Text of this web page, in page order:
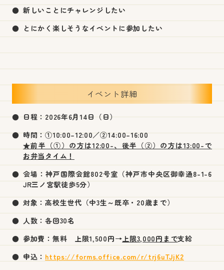
新しいことにチャレンジしたい
とにかく楽しそうなイベントに参加したい
イベント詳細
日程：2026年6月14日（日）
時間：①10:00–12:00／②14:00–16:00
★前半（①）の方は12:00-、後半（②）の方は13:00-で
お弁当タイム！
会場：神戸国際会館802号室（神戸市中央区御幸通8-1-6
JR三ノ宮駅徒歩5分）
対象：高校生世代（中3生～既卒・20歳まで）
人数：各回30名
参加費：無料 上限1,500円→上限3,000円まで支給
申込： https://forms.office.com/r/trj6uTJjK2